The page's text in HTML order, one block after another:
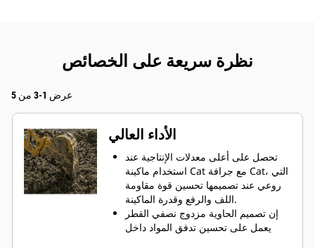
نظرة سريعة على الخصائص
عرض 1-3 من 5
الأداء العالي
تحصل على أعلى معدلات الإنتاجية عند
استخدام ماكينة Cat مع جرافة Cat، التي
روعي عند تصميمها تحسين قوة مقاومة
اللف والرفع وقدرة الماكينة.
إن تصميم الحاوية مزدوج نصفي القطر
يعمل على تحسين تدفق المواد داخل